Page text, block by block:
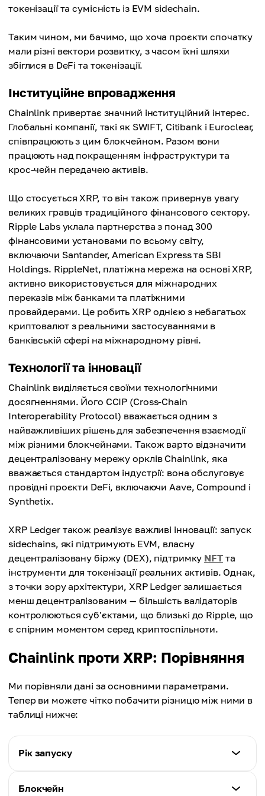
токенізації та сумісність із EVM sidechain.
Таким чином, ми бачимо, що хоча проєкти спочатку
мали різні вектори розвитку, з часом їхні шляхи
збіглися в DeFi та токенізації.
Інституційне впровадження
Chainlink привертає значний інституційний інтерес.
Глобальні компанії, такі як SWIFT, Citibank і Euroclear,
співпрацюють з цим блокчейном. Разом вони
працюють над покращенням інфраструктури та
крос-чейн передачею активів.
Що стосується XRP, то він також привернув увагу
великих гравців традиційного фінансового сектору.
Ripple Labs уклала партнерства з понад 300
фінансовими установами по всьому світу,
включаючи Santander, American Express та SBI
Holdings. RippleNet, платіжна мережа на основі XRP,
активно використовується для міжнародних
переказів між банками та платіжними
провайдерами. Це робить XRP однією з небагатьох
криптовалют з реальними застосуваннями в
банківській сфері на міжнародному рівні.
Технології та інновації
Chainlink виділяється своїми технологічними
досягненнями. Його CCIP (Cross-Chain
Interoperability Protocol) вважається одним з
найважливіших рішень для забезпечення взаємодії
між різними блокчейнами. Також варто відзначити
децентралізовану мережу орклів Chainlink, яка
вважається стандартом індустрії: вона обслуговує
провідні проєкти DeFi, включаючи Aave, Compound і
Synthetix.
XRP Ledger також реалізує важливі інновації: запуск
sidechains, які підтримують EVM, власну
децентралізовану біржу (DEX), підтримку NFTта
інструменти для токенізації реальних активів. Однак,
з точки зору архітектури, XRP Ledger залишається
менш децентралізованим — більшість валідаторів
контролюються суб'єктами, що близькі до Ripple, що
є спірним моментом серед криптоспільноти.
Chainlink проти XRP: Порівняння
Ми порівняли дані за основними параметрами.
Тепер ви можете чітко побачити різницю між ними в
таблиці нижче:
Рік запуску
Chainlink (LINK)
Блокчейн